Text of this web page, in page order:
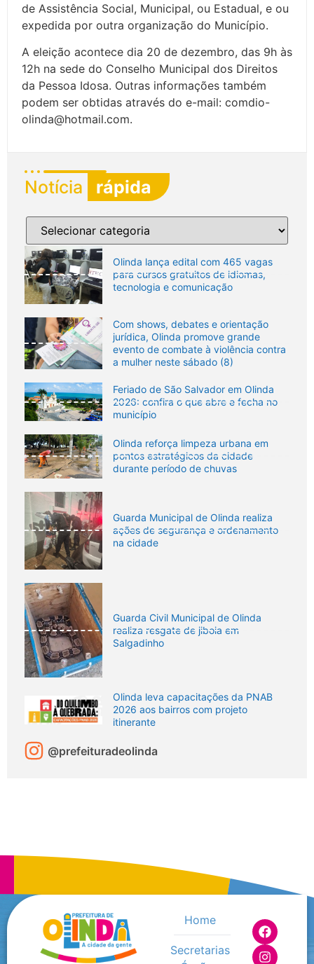
de Assistência Social, Municipal, ou Estadual, e ou
expedida por outra organização do Município.
A eleição acontece dia 20 de dezembro, das 9h às
12h na sede do Conselho Municipal dos Direitos
da Pessoa Idosa. Outras informações também
podem ser obtidas através do e-mail: comdio-
olinda@hotmail.com.
Notícia rápida
Olinda lança edital com 465 vagas
para cursos gratuitos de idiomas,
tecnologia e comunicação
Com shows, debates e orientação
jurídica, Olinda promove grande
evento de combate à violência contra
a mulher neste sábado (8)
Feriado de São Salvador em Olinda
2026: confira o que abre e fecha no
município
Olinda reforça limpeza urbana em
pontos estratégicos da cidade
durante período de chuvas
Guarda Municipal de Olinda realiza
ações de segurança e ordenamento
na cidade
Guarda Civil Municipal de Olinda
realiza resgate de jiboia em
Salgadinho
Olinda leva capacitações da PNAB
2026 aos bairros com projeto
itinerante
@prefeituradeolinda
Home
Secretarias